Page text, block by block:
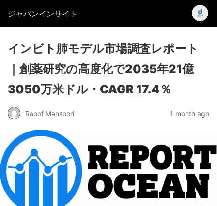
ジャパンインサイト
インビト肺モデル市場調査レポート
｜創薬研究の高度化で2035年21億
3050万米ドル・CAGR 17.4％
Raoof Mansoori 1 month ago